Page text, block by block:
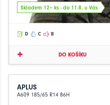
Skladem 12+ ks - do 11.8. u Vás
D C B
DO KOŠÍKU
APLUS
A609 185/65 R14 86H